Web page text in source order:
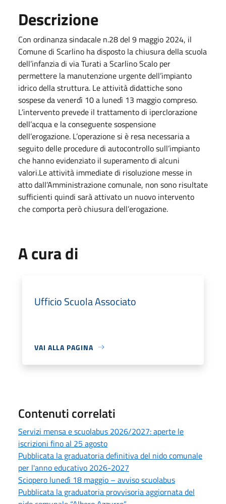
Descrizione
Con ordinanza sindacale n.28 del 9 maggio 2024, il
Comune di Scarlino ha disposto la chiusura della scuola
dell’infanzia di via Turati a Scarlino Scalo per
permettere la manutenzione urgente dell’impianto
idrico della struttura. Le attività didattiche sono
sospese da venerdì 10 a lunedì 13 maggio compreso.
L’intervento prevede il trattamento di iperclorazione
dell’acqua e la conseguente sospensione
dell’erogazione. L’operazione si è resa necessaria a
seguito delle procedure di autocontrollo sull’impianto
che hanno evidenziato il superamento di alcuni
valori.Le attività immediate di risoluzione messe in
atto dall’Amministrazione comunale, non sono risultate
sufficienti quindi sarà attivato un nuovo intervento
che comporta però chiusura dell’erogazione.
A cura di
Ufficio Scuola Associato
VAI ALLA PAGINA
Contenuti correlati
Servizi mensa e scuolabus 2026/2027: aperte le
iscrizioni fino al 25 agosto
Pubblicata la graduatoria definitiva del nido comunale
per l'anno educativo 2026-2027
Sciopero lunedì 18 maggio – avviso scuolabus
Pubblicata la graduatoria provvisoria aggiornata del